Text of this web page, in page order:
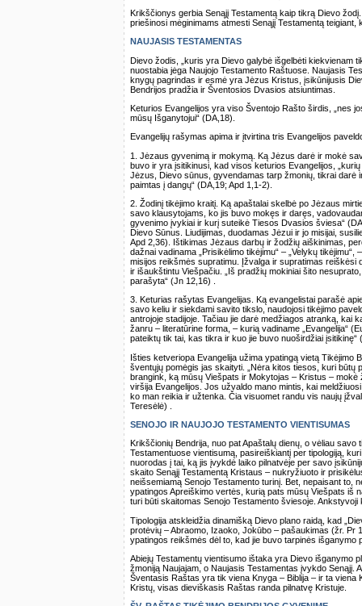
Krikščionys gerbia Senąjį Testamentą kaip tikrą Dievo
priešinosi mėginimams atmesti Senąjį Testamentą
NAUJASIS TESTAMENTAS
Dievo žodis, „kuris yra Dievo galybė išgelbėti kiekvienam
nuostabia jėga Naujojo Testamento Raštuose. Naujasis
knygų pagrindas ir esmė yra Jėzus Kristus, įsikūnijusis
Bendrijos pradžia ir Šventosios Dvasios atsiuntimas.
Keturios Evangelijos yra viso Šventojo Rašto širdis, „nes
mūsų Išganytojui“ (DA,18).
Evangelijų rašymas apima ir įtvirtina tris Evangelijos
1. Jėzaus gyvenimą ir mokymą. Ką Jėzus darė ir mokė
buvo ir yra įsitikinusi, kad visos keturios Evangelijos,
Jėzus, Dievo sūnus, gyvendamas tarp žmonių, tikrai darė
paimtas į dangų“ (DA,19; Apd 1,1-2).
2. Žodinį tikėjimo kraitį. Ką apaštalai skelbė po Jėzaus
savo klausytojams, ko jis buvo mokęs ir daręs,
gyvenimo įvykiai ir kurį suteikė Tiesos Dvasios šviesa“
Dievo Sūnus. Liudijimas, duodamas Jėzui ir jo misijai,
Apd 2,36). Ištikimas Jėzaus darbų ir žodžių aiškinimas,
dažnai vadinama „Prisikėlimo tikėjimu“ – „Velykų
misijos reikšmės supratimu. Įžvalga ir supratimas reiškėsi
ir išaukštintu Viešpačiu. „Iš pradžių mokiniai šito
parašyta“ (Jn 12,16) .
3. Keturias rašytas Evangelijas. Ką evangelistai parašė
savo keliu ir siekdami savito tikslo, naudojosi tikėjimo
antrojoje stadijoje. Tačiau jie darė medžiagos atranką, kai
žanru – literatūrine forma, – kurią vadiname „Evangelija“
pateiktų tik tai, kas tikra ir kuo jie buvo nuoširdžiai įsitikinę“
Išties ketveriopa Evangelija užima ypatingą vietą Tikėjimo
šventųjų pomėgis jas skaityti. „Nėra kitos tiesos, kuri
brangink, ką mūsų Viešpats ir Mokytojas – Kristus –
viršija Evangelijos. Jos užvaldo mano mintis, kai
ko man reikia ir užtenka. Čia visuomet randu vis naujų
Teresėlė) .
SENOJO IR NAUJOJO TESTAMENTO VIENTISUMAS
Krikščionių Bendrija, nuo pat Apaštalų dienų, o vėliau
Testamentuose vientisumą, pasireiškiantį per tipologiją,
nuorodas į tai, ką jis įvykdė laiko pilnatvėje per savo
skaito Senąjį Testamentą Kristaus – nukryžiuoto ir
neišsemiamą Senojo Testamento turinį. Bet, nepaisant to,
ypatingos Apreiškimo vertės, kurią pats mūsų Viešpats iš
turi būti skaitomas Senojo Testamento šviesoje.
Tipologija atskleidžia dinamišką Dievo plano raidą, kad
protėvių – Abraomo, Izaoko, Jokūbo – pašaukimas (žr.
ypatingos reikšmės dėl to, kad jie buvo tarpinės išganymo
Abiejų Testamentų vientisumo ištaka yra Dievo išganymo
žmoniją Naujajam, o Naujasis Testamentas įvykdo
Šventasis Raštas yra tik viena Knyga – Biblija – ir ta
Kristų, visas dieviškasis Raštas randa pilnatvę Kristuje.